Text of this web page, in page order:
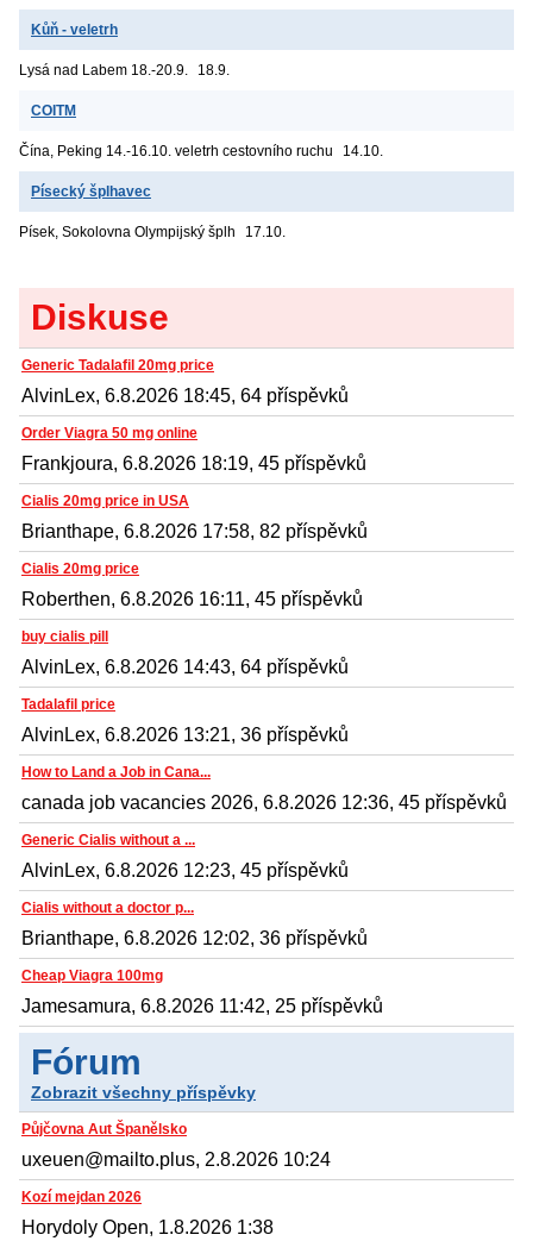
Kůň - veletrh
Lysá nad Labem 18.-20.9. 18.9.
COITM
Čína, Peking 14.-16.10. veletrh cestovního ruchu 14.10.
Písecký šplhavec
Písek, Sokolovna Olympijský šplh 17.10.
Diskuse
Generic Tadalafil 20mg price
AlvinLex, 6.8.2026 18:45, 64 příspěvků
Order Viagra 50 mg online
Frankjoura, 6.8.2026 18:19, 45 příspěvků
Cialis 20mg price in USA
Brianthape, 6.8.2026 17:58, 82 příspěvků
Cialis 20mg price
Roberthen, 6.8.2026 16:11, 45 příspěvků
buy cialis pill
AlvinLex, 6.8.2026 14:43, 64 příspěvků
Tadalafil price
AlvinLex, 6.8.2026 13:21, 36 příspěvků
How to Land a Job in Cana...
canada job vacancies 2026, 6.8.2026 12:36, 45 příspěvků
Generic Cialis without a ...
AlvinLex, 6.8.2026 12:23, 45 příspěvků
Cialis without a doctor p...
Brianthape, 6.8.2026 12:02, 36 příspěvků
Cheap Viagra 100mg
Jamesamura, 6.8.2026 11:42, 25 příspěvků
Fórum
Zobrazit všechny příspěvky
Půjčovna Aut Španělsko
uxeuen@mailto.plus, 2.8.2026 10:24
Kozí mejdan 2026
Horydoly Open, 1.8.2026 1:38